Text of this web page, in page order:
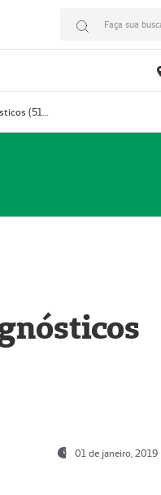
Faça sua
Prestador Medlife Consultas e Diagnósticos (51004334-2)
01 de janeiro, 2019